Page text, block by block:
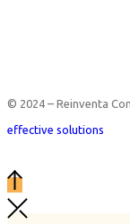
© 2024 – Reinventa
effective solutions